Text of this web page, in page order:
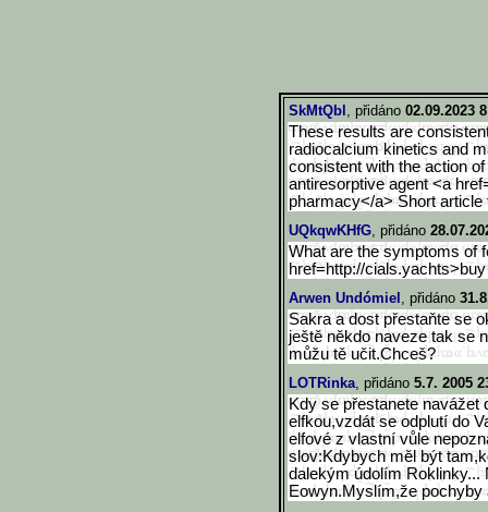
SkMtQbl , přidáno 02.09.2023
These results are
radiocalcium kinetics and
consistent with the action
antiresorptive agent <a
pharmacy</a> Short
UQkqwKHfG, přidáno
What are the symptoms of
href=http://cials.yachts>buy
Arwen Undómiel , přidáno
Sakra a dost přestaňte se
ještě někdo naveze tak se
můžu tě učit.Chceš?
LOTRinka, přidáno 5.7. 2005
Kdy se přestanete navážet
elfkou,vzdát se odplutí do
elfové z vlastní vůle
slov:Kdybych měl být
dalekým údolím Roklinky...
Eowyn.Myslím,že